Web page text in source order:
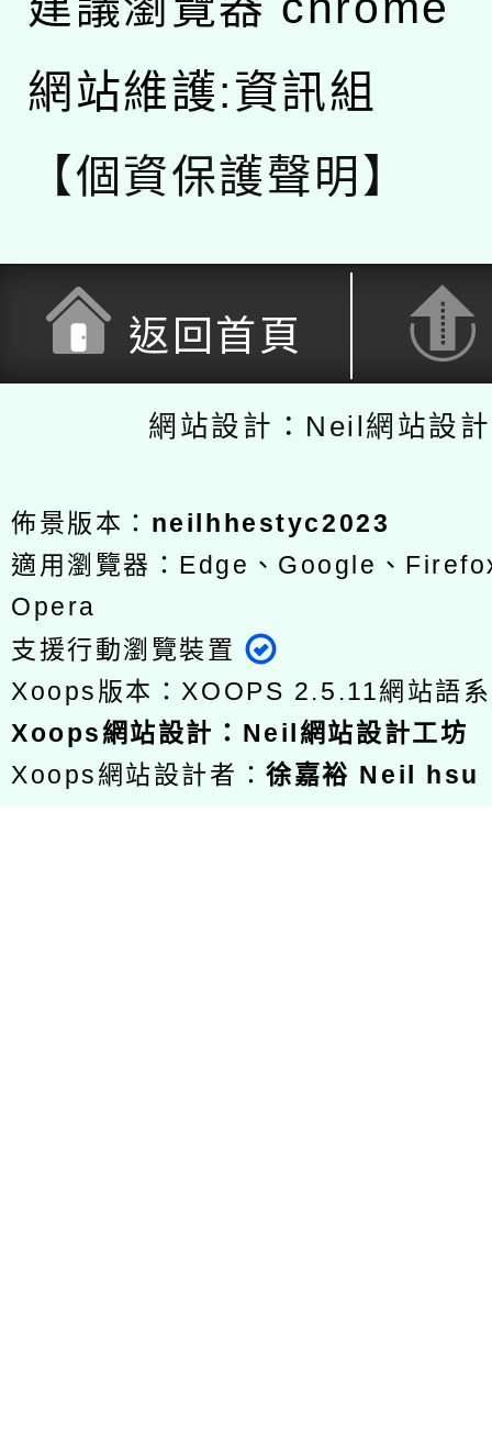
網站維護:資訊組
【個資保護聲明】
返回首頁
網站設計：Neil網站設
佈景版本： neilhhestyc2023
適用瀏覽器：Edge、Google、
Opera
支援行動瀏覽裝置
Xoops版本：XOOPS 2.5.11網站語
Xoops網站設計 ： Neil網站設計工坊
Xoops網站設計者：徐嘉裕 Neil hsu